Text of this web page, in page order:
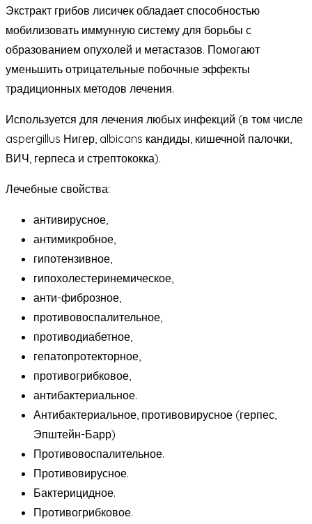
Экстракт грибов лисичек обладает способностью
мобилизовать иммунную систему для борьбы с
образованием опухолей и метастазов. Помогают
уменьшить отрицательные побочные эффекты
традиционных методов лечения.
Используется для лечения любых инфекций (в том числе
aspergillus Нигер, albicans кандиды, кишечной палочки,
ВИЧ, герпеса и стрептококка).
Лечебные свойства:
антивирусное,
антимикробное,
гипотензивное,
гипохолестеринемическое,
анти-фиброзное,
противовоспалительное,
противодиабетное,
гепатопротекторное,
противогрибковое,
антибактериальное.
Антибактериальное, противовирусное (герпес,
Эпштейн-Барр)
Противовоспалительное.
Противовирусное.
Бактерицидное.
Противогрибковое.